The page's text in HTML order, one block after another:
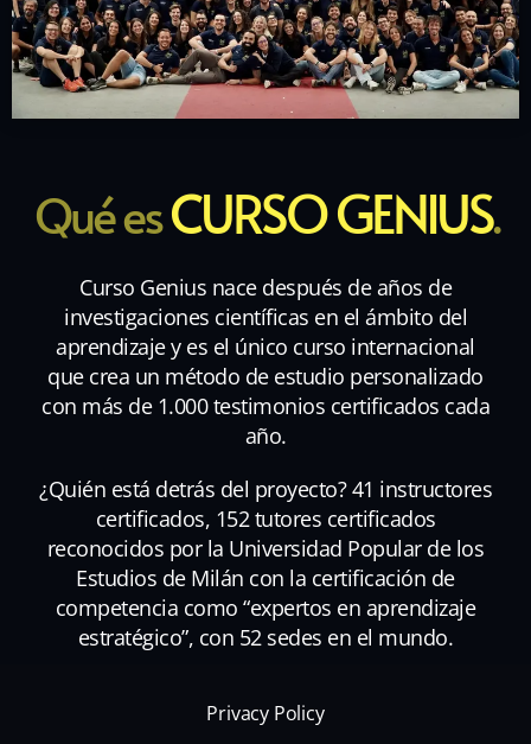
Qué esCURSO GENIUS.
Curso Genius nace después de años de
investigaciones científicas en el ámbito del
aprendizaje y es el único curso internacional
que crea un método de estudio personalizado
con más de 1.000 testimonios certificados cada
año.
¿Quién está detrás del proyecto? 41 instructores
certificados, 152 tutores certificados
reconocidos por la Universidad Popular de los
Estudios de Milán con la certificación de
competencia como “expertos en aprendizaje
estratégico”, con 52 sedes en el mundo.
Privacy Policy